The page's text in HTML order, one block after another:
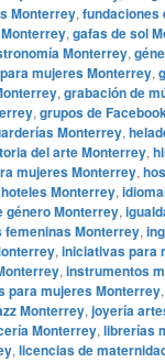
Monterrey, fundaciones
, gafas de sol
Monterrey,
mujeres Monterrey,
, grabación de
, grupos de
Monterrey,
del arte Monterrey,
mujeres Monterrey,
hoteles Monterrey,
género Monterrey,
femeninas Monterrey,
, iniciativas para
, instrumentos
para mujeres Monterrey,
Monterrey, joyería
Monterrey, librerías
, licencias de